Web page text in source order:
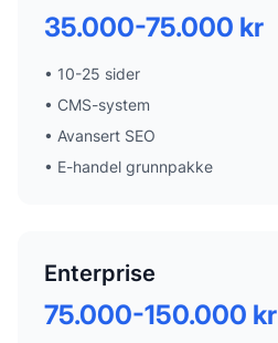
35.000-75.000 kr
• 10-25 sider
• CMS-system
• Avansert SEO
• E-handel grunnpakke
Enterprise
75.000-150.000 kr